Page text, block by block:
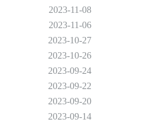
2023-11-08
2023-11-06
2023-10-27
2023-10-26
2023-09-24
2023-09-22
2023-09-20
2023-09-14